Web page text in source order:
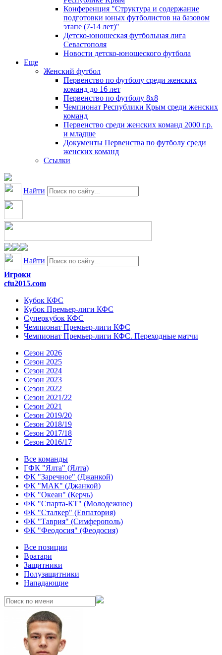
Конференция "Структура и содержание
подготовки юных футболистов на базовом
этапе (7-14 лет)"
Детско-юношеская футбольная лига
Севастополя
Новости детско-юношеского футбола
Еще
Женский футбол
Первенство по футболу среди женских
команд до 16 лет
Первенство по футболу 8х8
Чемпионат Республики Крым среди женских
команд
Первенство среди женских команд 2000 г.р.
и младше
Документы Первенства по футболу среди
женских команд
Ссылки
Найти
Найти
Игроки
cfu2015.com
Кубок КФС
Кубок Премьер-лиги КФС
Суперкубок КФС
Чемпионат Премьер-лиги КФС
Чемпионат Премьер-лиги КФС. Переходные матчи
Сезон 2026
Сезон 2025
Сезон 2024
Сезон 2023
Сезон 2022
Сезон 2021/22
Сезон 2021
Сезон 2019/20
Сезон 2018/19
Сезон 2017/18
Сезон 2016/17
Все команды
ГФК "Ялта" (Ялта)
ФК "Заречное" (Джанкой)
ФК "МАК" (Джанкой)
ФК "Океан" (Керчь)
ФК "Спарта-КТ" (Молодежное)
ФК "Сталкер" (Евпатория)
ФК "Таврия" (Симферополь)
ФК "Феодосия" (Феодосия)
Все позиции
Вратари
Защитники
Полузащитники
Нападающие